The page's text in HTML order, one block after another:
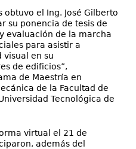
el Ing. José Gilberto
su ponencia de tesis de
evaluación de la marcha
para asistir a
visual en su
de edificios”,
de Maestría en
de la Facultad de
Tecnológica de
virtual el 21 de
además del